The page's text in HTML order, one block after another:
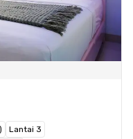
Lantai 3